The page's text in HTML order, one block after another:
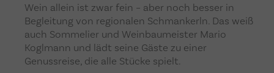
Wein allein ist zwar fein – aber noch besser in
Begleitung von regionalen Schmankerln. Das weiß
auch Sommelier und Weinbaumeister Mario
Koglmann und lädt seine Gäste zu einer
Genussreise, die alle Stücke spielt.